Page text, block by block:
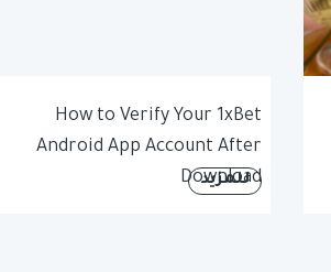
How to Verify Your 1xBet
Android App Account After
Download
للمزيد